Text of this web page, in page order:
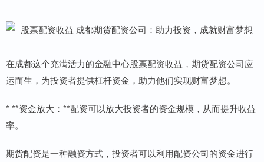
在成都这个充满活力的金融中心股票配资收益，期货配资公司应
运而生，为投资者提供杠杆资金，助力他们实现财富梦想。
* **资金放大：**配资可以放大投资者的资金规模，从而提升收益
率。
期货配资是一种融资方式，投资者可以利用配资公司的资金进行